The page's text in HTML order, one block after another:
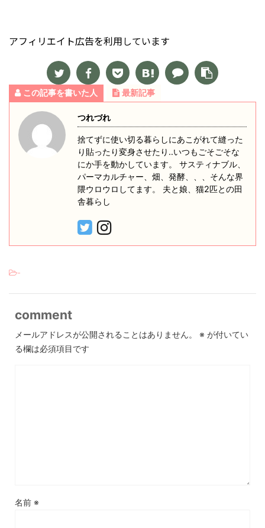
アフィリエイト広告を利用しています
この記事を書いた人 最新記事
つれづれ
捨てずに使い切る暮らしにあこがれて縫った
り貼ったり変身させたり‥いつもごそごそな
にか手を動かしています。 サスティナブル、
パーマカルチャー、畑、発酵、、、そんな界
隈ウロウロしてます。 夫と娘、猫2匹との田
舎暮らし
-
comment
メールアドレスが公開されることはありません。 ※ が付いてい
る欄は必須項目です
名前 ※